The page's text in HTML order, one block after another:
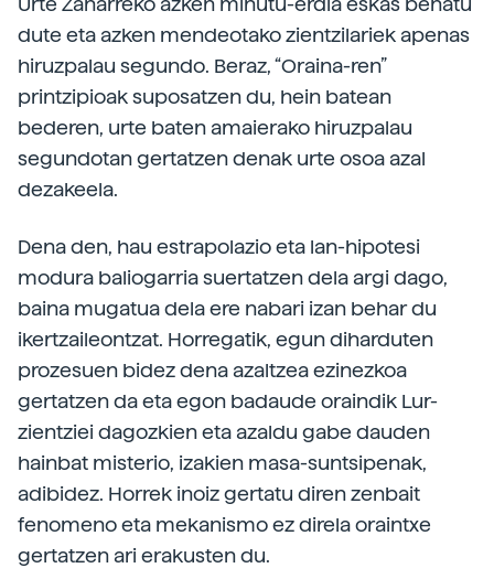
dute eta azken mendeotako zientzilariek apenas
hiruzpalau segundo. Beraz, “Oraina-ren”
printzipioak suposatzen du, hein batean
bederen, urte baten amaierako hiruzpalau
segundotan gertatzen denak urte osoa azal
dezakeela.
Dena den, hau estrapolazio eta lan-hipotesi
modura baliogarria suertatzen dela argi dago,
baina mugatua dela ere nabari izan behar du
ikertzaileontzat. Horregatik, egun diharduten
prozesuen bidez dena azaltzea ezinezkoa
gertatzen da eta egon badaude oraindik Lur-
zientziei dagozkien eta azaldu gabe dauden
hainbat misterio, izakien masa-suntsipenak,
adibidez. Horrek inoiz gertatu diren zenbait
fenomeno eta mekanismo ez direla oraintxe
gertatzen ari erakusten du.